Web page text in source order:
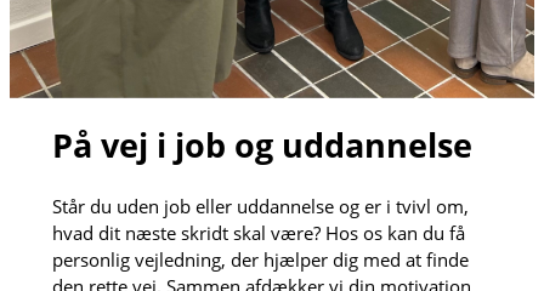
På vej i job og uddannelse
Står du uden job eller uddannelse og er i tvivl om,
hvad dit næste skridt skal være? Hos os kan du få
personlig vejledning, der hjælper dig med at finde
den rette vej. Sammen afdækker vi din motivation